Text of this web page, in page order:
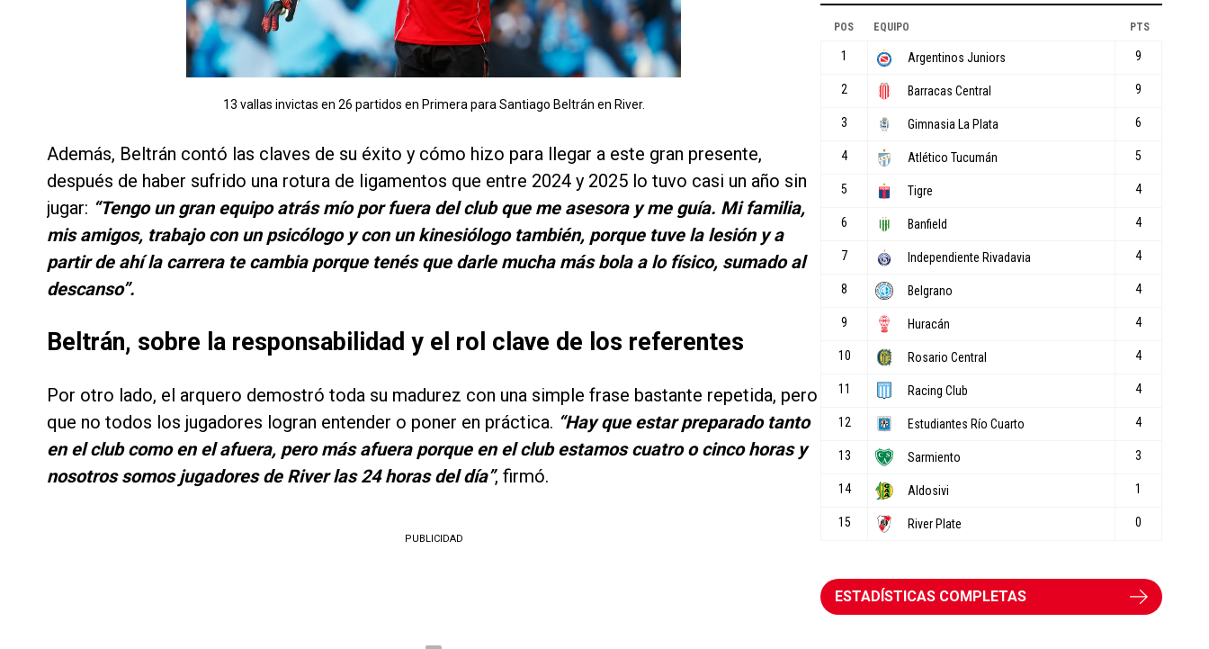
13 vallas invictas en 26 partidos en Primera para Santiago Beltrán en River.
Además, Beltrán contó las claves de su éxito y cómo hizo para llegar a este gran presente,
después de haber sufrido una rotura de ligamentos que entre 2024 y 2025 lo tuvo casi un año sin
jugar: “Tengo un gran equipo atrás mío por fuera del club que me asesora y me guía. Mi familia,
mis amigos, trabajo con un psicólogo y con un kinesiólogo también, porque tuve la lesión y a
partir de ahí la carrera te cambia porque tenés que darle mucha más bola a lo físico, sumado al
descanso”.
Beltrán, sobre la responsabilidad y el rol clave de los referentes
Por otro lado, el arquero demostró toda su madurez con una simple frase bastante repetida, pero
que no todos los jugadores logran entender o poner en práctica. “Hay que estar preparado tanto
en el club como en el afuera, pero más afuera porque en el club estamos cuatro o cinco horas y
nosotros somos jugadores de River las 24 horas del día”, firmó.
PUBLICIDAD
ESTADÍSTICAS COMPLETAS